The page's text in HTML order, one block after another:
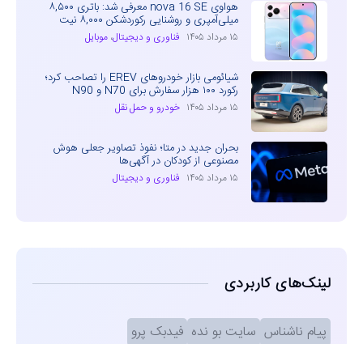
هواوی nova 16 SE معرفی شد: باتری ۸,۵۰۰
میلی‌آمپری و روشنایی رکوردشکن ۸,۰۰۰ نیت
۱۵ مرداد ۱۴۰۵ فناوری و دیجیتال، موبایل
شیائومی بازار خودروهای EREV را تصاحب کرد؛
رکورد ۱۰۰ هزار سفارش برای N70 و N90
۱۵ مرداد ۱۴۰۵ خودرو و حمل نقل
بحران جدید در متا؛ نفوذ تصاویر جعلی هوش
مصنوعی از کودکان در آگهی‌ها
۱۵ مرداد ۱۴۰۵ فناوری و دیجیتال
لینک‌های کاربردی
پیام ناشناس سایت بو نده فیدبک پرو